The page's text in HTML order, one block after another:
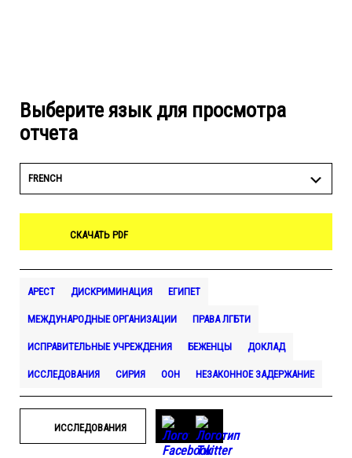
Выберите язык для просмотра
отчета
FRENCH
СКАЧАТЬ PDF
АРЕСТ ДИСКРИМИНАЦИЯ ЕГИПЕТ
МЕЖДУНАРОДНЫЕ ОРГАНИЗАЦИИ ПРАВА ЛГБТИ
ИСПРАВИТЕЛЬНЫЕ УЧРЕЖДЕНИЯ БЕЖЕНЦЫ ДОКЛАД
ИССЛЕДОВАНИЯ СИРИЯ ООН НЕЗАКОННОЕ ЗАДЕРЖАНИЕ
ИССЛЕДОВАНИЯ